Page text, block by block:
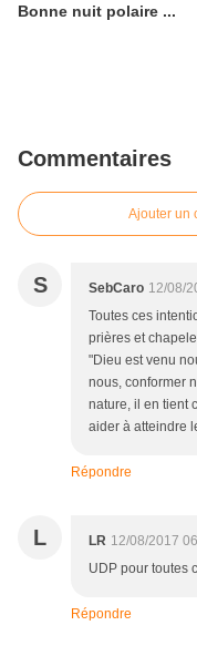
Bonne nuit polaire ...
Commentaires
Ajouter un
S SebCaro 12/08/
Toutes ces
prières et
"Dieu est venu
nous, conformer
nature, il en tient
aider à atteindre
Répondre
L LR 12/08/2017
UDP pour toutes
Répondre